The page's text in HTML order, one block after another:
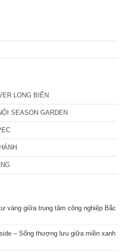
LONG BIÊN
SEASON GARDEN
vàng giữa trung tâm công nghiệp Bắc
– Sống thượng lưu giữa miền xanh